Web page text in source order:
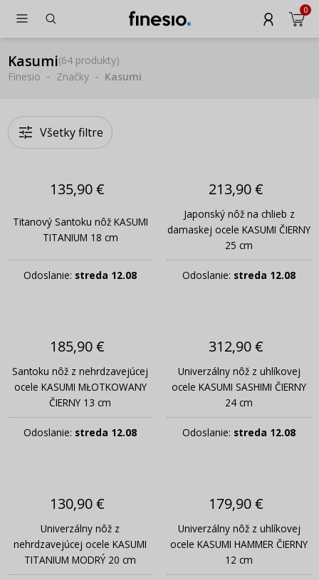
0
Kasumi(64 produkty)
Finesio
Značky Kasumi
Všetky filtre
135,90 €
Titanový Santoku nôž KASUMI
TITANIUM 18 cm
Odoslanie: streda 12.08
213,90 €
Japonský nôž na chlieb z
damaskej ocele KASUMI ČIERNY
25 cm
Odoslanie: streda 12.08
185,90 €
Santoku nôž z nehrdzavejúcej
ocele KASUMI MŁOTKOWANY
ČIERNY 13 cm
Odoslanie: streda 12.08
312,90 €
Univerzálny nôž z uhlíkovej
ocele KASUMI SASHIMI ČIERNY
24 cm
Odoslanie: streda 12.08
130,90 €
Univerzálny nôž z
nehrdzavejúcej ocele KASUMI
TITANIUM MODRÝ 20 cm
179,90 €
Univerzálny nôž z uhlíkovej
ocele KASUMI HAMMER ČIERNY
12 cm